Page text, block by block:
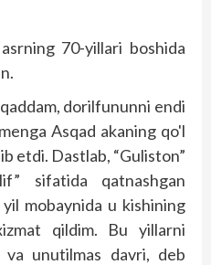
70-yillari boshida
dorilfununni endi
Asqad akaning qo'l
etdi. Dastlab, “Guliston”
sifatida qatnashgan
mobaynida u kishining
qildim. Bu yillarni
unutilmas davri, deb